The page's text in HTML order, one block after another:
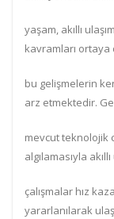
yaşam, akıllı
kavramları ortaya
bu gelişmelerin
arz etmektedir.
mevcut teknolojik
algılamasıyla
çalışmalar hız
yararlanılarak